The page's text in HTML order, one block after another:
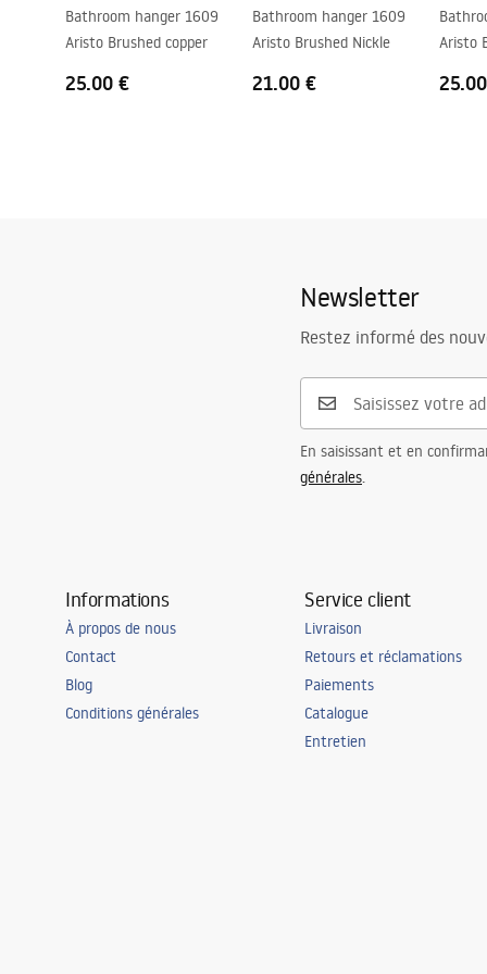
Bathroom hanger 1609
Aristo Brushed copper
25.00 €
Bathroom hanger 1609
Aristo Brushed Nickle
21.00 €
Aristo
Newsletter
Restez informé des
En saisissant et en
générales.
Informations
À propos de nous
Contact
Blog
Conditions générales
Service client
Livraison
Retours et réclamations
Paiements
Catalogue
Entretien